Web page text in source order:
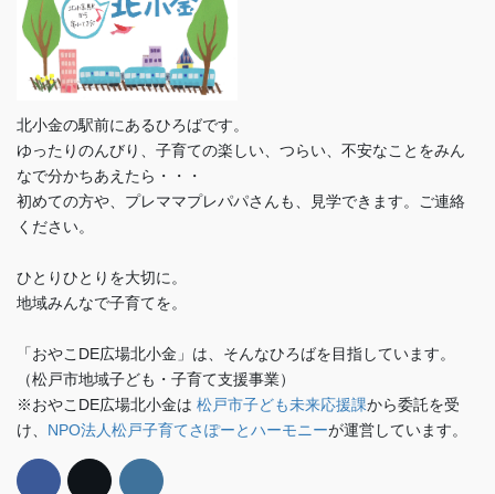
北小金の駅前にあるひろばです。
ゆったりのんびり、子育ての楽しい、つらい、不安なことをみん
なで分かちあえたら・・・
初めての方や、プレママプレパパさんも、見学できます。ご連絡
ください。
ひとりひとりを大切に。
地域みんなで子育てを。
「おやこDE広場北小金」は、そんなひろばを目指しています。
（松戸市地域子ども・子育て支援事業）
※おやこDE広場北小金は 松戸市子ども未来応援課から委託を受
け、 NPO法人松戸子育てさぽーとハーモニーが運営しています。